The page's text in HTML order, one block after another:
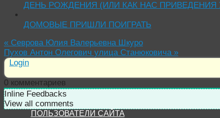
ДЕНЬ РОЖДЕНИЯ (ИЛИ КАК НАС
ДОМОВЫЕ ПРИШЛИ ПОИГРАТЬ
« Севрова Юлия Валерьевна Шкуро
Пухов Антон Олегович улица Станюковича »
Login
0 комментариев
Inline Feedbacks
View all comments
ПОЛЬЗОВАТЕЛИ САЙТА